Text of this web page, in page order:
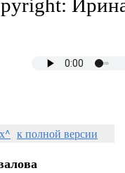
к полной версии